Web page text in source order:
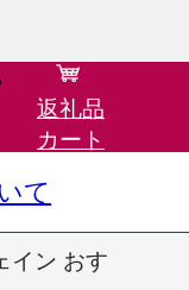
返礼品
カート
て
イン おす